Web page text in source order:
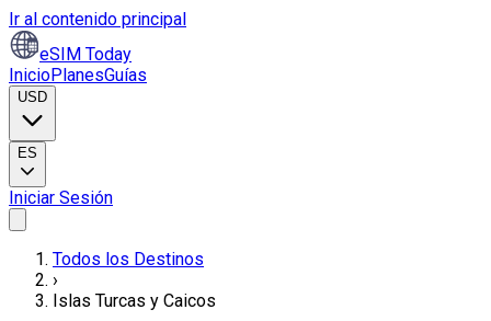
Ir al contenido principal
eSIM Today
InicioPlanesGuías
USD
ES
Iniciar Sesión
Todos los Destinos
›
Islas Turcas y Caicos